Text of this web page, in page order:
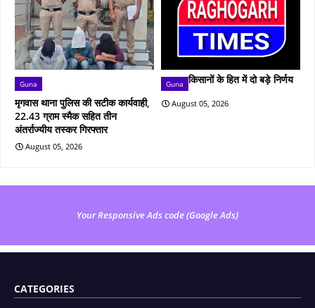
Guna
मृगवास थाना पुलिस की सटीक कार्यवाही,
22.43 ग्राम स्मैक सहित तीन
अंतर्राज्यीय तस्कर गिरफ्तार
August 05, 2026
Guna किसानों के हित में दो बड़े निर्णय
August 05, 2026
Your Responsive Ads code (Google Ads)
CATEGORIES